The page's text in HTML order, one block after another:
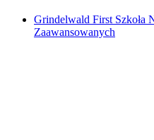
Grindelwald First Szkoła
Zaawansowanych